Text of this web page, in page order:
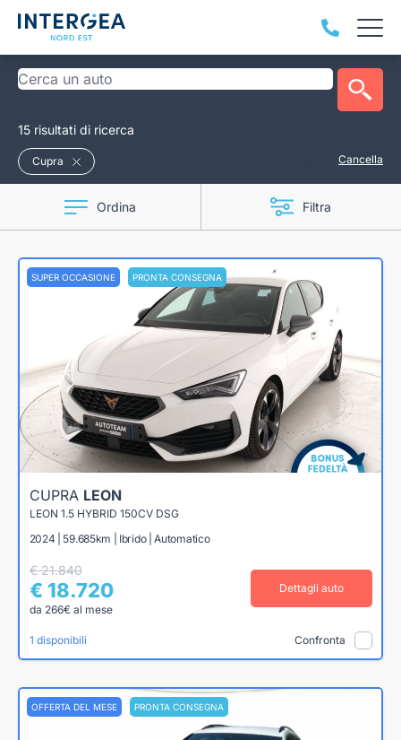
15 risultati di ricerca
Cupra Cancella
Ordina Filtra
SUPER OCCASIONE PRONTA CONSEGNA
CUPRA LEON
LEON 1.5 HYBRID 150CV DSG
2024 | 59.685km | Ibrido | Automatico
€ 21.840
€ 18.720
da 266€ al mese
Dettagli auto
1 disponibili Confronta
OFFERTA DEL MESE PRONTA CONSEGNA